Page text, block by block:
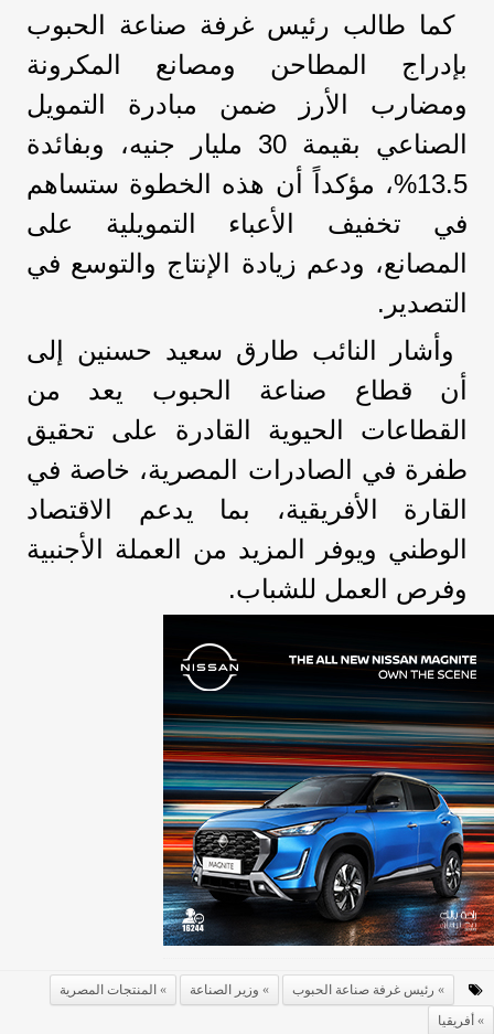
كما طالب رئيس غرفة صناعة الحبوب
بإدراج المطاحن ومصانع المكرونة
ومضارب الأرز ضمن مبادرة التمويل
الصناعي بقيمة 30 مليار جنيه، وبفائدة
13.5%، مؤكداً أن هذه الخطوة ستساهم
في تخفيف الأعباء التمويلية على
المصانع، ودعم زيادة الإنتاج والتوسع في
التصدير.
وأشار النائب طارق سعيد حسنين إلى
أن قطاع صناعة الحبوب يعد من
القطاعات الحيوية القادرة على تحقيق
طفرة في الصادرات المصرية، خاصة في
القارة الأفريقية، بما يدعم الاقتصاد
الوطني ويوفر المزيد من العملة الأجنبية
وفرص العمل للشباب.
رئيس غرفة صناعة الحبوب وزير الصناعة
المنتجات المصرية
أفريقيا